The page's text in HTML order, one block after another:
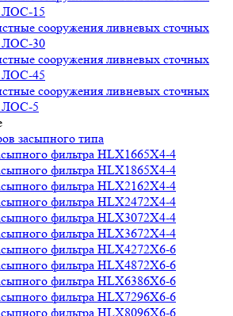
ЛОС-15
сооружения ливневых сточных
ЛОС-30
сооружения ливневых сточных
ЛОС-45
сооружения ливневых сточных
ЛОС-5
засыпного типа
фильтра HLX1665X4-4
фильтра HLX1865X4-4
фильтра HLX2162X4-4
фильтра HLX2472X4-4
фильтра HLX3072X4-4
фильтра HLX3672X4-4
фильтра HLX4272X6-6
фильтра HLX4872X6-6
фильтра HLX6386X6-6
фильтра HLX7296X6-6
фильтра HLX8096X6-6